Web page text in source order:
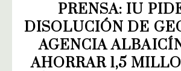
PRENSA: IU
DISOLUCIÓN DE
AGENCIA
AHORRAR 1,5